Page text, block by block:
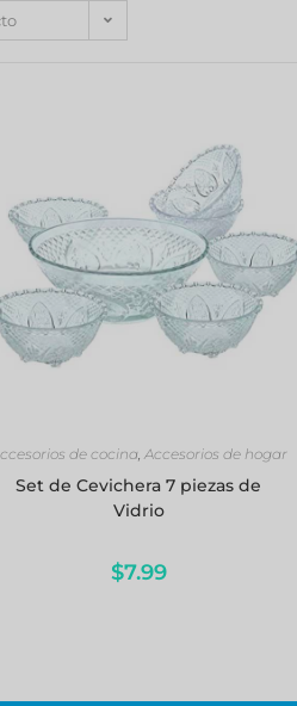
de cocina, Accesorios de hogar
Set de Cevichera 7 piezas de
Vidrio
$7.99